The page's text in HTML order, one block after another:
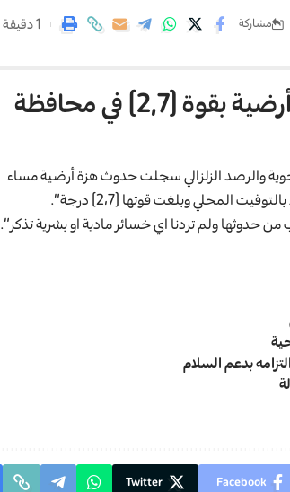
مشاركة 1 دقيقة للقراءة
أعلنت وزارة النقل، تسجيل حدوث هزة أرضية بقوة (2,7) في محافظة
الجوية والرصد الزلزالي سجلت حدوث هزة أرضية مساء
حدوثها ولم تردنا اي خسائر مادية او بشرية تذكر”.
بدعم السلام
Facebook
Twitter